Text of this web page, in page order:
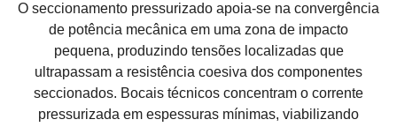
O seccionamento pressurizado apoia-se na convergência
de potência mecânica em uma zona de impacto
pequena, produzindo tensões localizadas que
ultrapassam a resistência coesiva dos componentes
seccionados. Bocais técnicos concentram o corrente
pressurizada em espessuras mínimas, viabilizando